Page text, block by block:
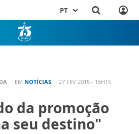
PT
EM NOTÍCIAS 27 FEV 2015 - 16H15
da promoção
seu destino"